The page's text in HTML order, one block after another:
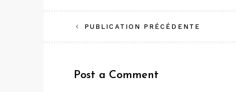
Navigation
de
PUBLICATION PRÉCÉDENTE
Post a Comment